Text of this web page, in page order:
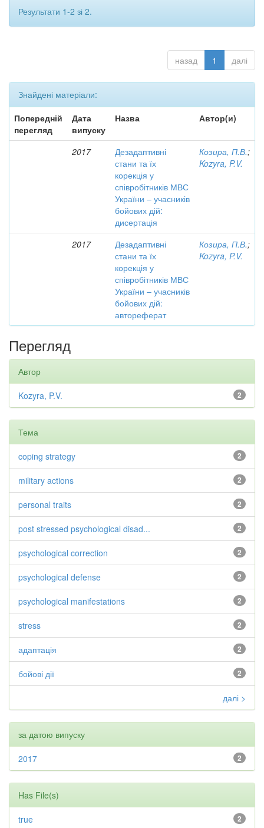
Результати 1-2 зі 2.
назад 1 далі
Знайдені матеріали:
Попередній
перегляд
Дата
випуску
Назва Автор(и)
2017
Дезадаптивні
стани та їх
корекція у
співробітників МВС
України – учасників
бойових дій:
дисертація
Козира, П.В.;
Kozyra, P.V.
2017
Дезадаптивні
стани та їх
корекція у
співробітників МВС
України – учасників
бойових дій:
автореферат
Козира, П.В.;
Kozyra, P.V.
Перегляд
Автор
2
Kozyra, P.V.
Тема
2
coping strategy
2
military actions
2
personal traits
2
post stressed psychological disad...
2
psychological correction
2
psychological defense
2
psychological manifestations
2
stress
2
адаптація
2
бойові дії
далі >
за датою випуску
2
2017
Has File(s)
2
true